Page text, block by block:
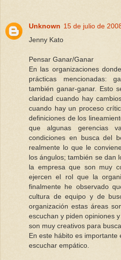
Unknown 15 de julio de
Jenny Kato
Pensar Ganar/Ganar
En las organizaciones
prácticas mencionadas:
también ganar-ganar. Esto
claridad cuando hay
cuando hay un proceso
definiciones de los
que algunas gerencias
condiciones en busca del
realmente lo que le
los ángulos; también se dan
la empresa que son muy
ejercen el rol que la
finalmente he observado
cultura de equipo y de
organización estas áreas
escuchan y piden opiniones
son muy creativos para
En este hábito es
escuchar empático.